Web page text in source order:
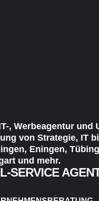
, Werbeagentur und
von Strategie, IT
Eningen,
und mehr.
SERVICE